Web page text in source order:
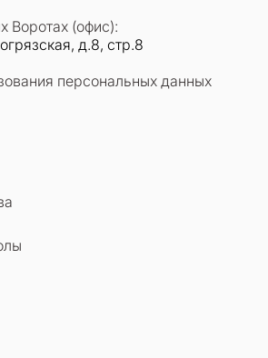
Воротах (офис):
д.8, стр.8
персональных данных